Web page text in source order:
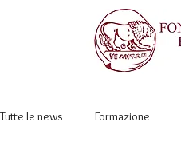
Tutte le news Formazione